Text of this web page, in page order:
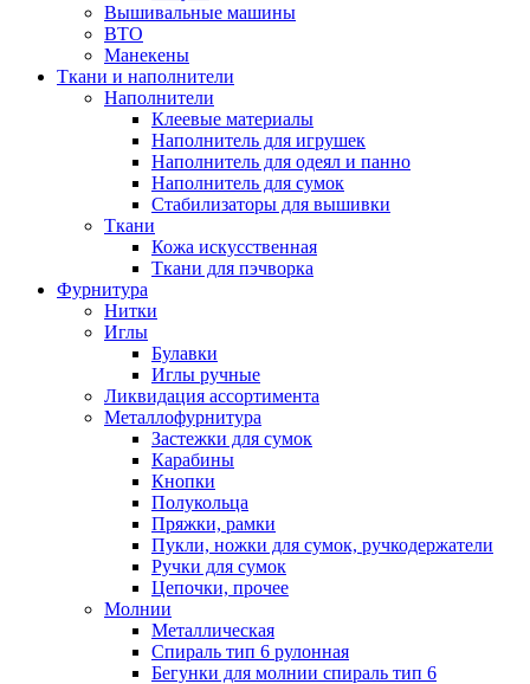
Вышивальные машины
ВТО
Манекены
Ткани и наполнители
Наполнители
Клеевые материалы
Наполнитель для игрушек
Наполнитель для одеял и панно
Наполнитель для сумок
Стабилизаторы для вышивки
Ткани
Кожа искусственная
Ткани для пэчворка
Фурнитура
Нитки
Иглы
Булавки
Иглы ручные
Ликвидация ассортимента
Металлофурнитура
Застежки для сумок
Карабины
Кнопки
Полукольца
Пряжки, рамки
Пукли, ножки для сумок, ручкодержатели
Ручки для сумок
Цепочки, прочее
Молнии
Металлическая
Спираль тип 6 рулонная
Бегунки для молнии спираль тип 6